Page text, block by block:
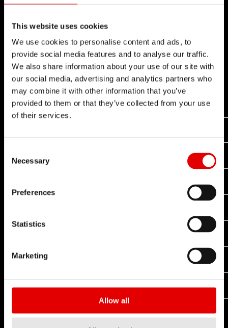
This website uses cookies
We use cookies to personalise content and ads, to
provide social media features and to analyse our traffic.
We also share information about your use of our site with
our social media, advertising and analytics partners who
may combine it with other information that you’ve
provided to them or that they’ve collected from your use
of their services.
Necessary
Preferences
Statistics
Marketing
Allow all
liberi.
Consultare la pagina di
iper sapere quale sistema di ruota libera è
presente nel vostro mozzo DT Swiss.
30T
RATCHET SYSTEM
RATCHET LN x x